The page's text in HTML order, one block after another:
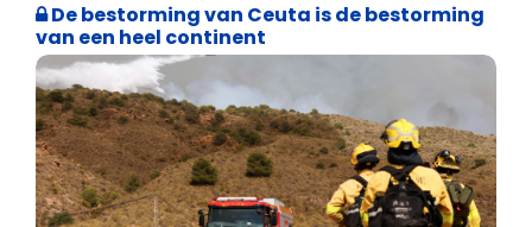
De bestorming van Ceuta is de bestorming
van een heel continent